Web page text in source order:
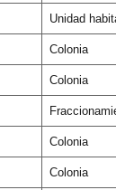
Unidad
Colonia
Colonia
Colonia
Colonia